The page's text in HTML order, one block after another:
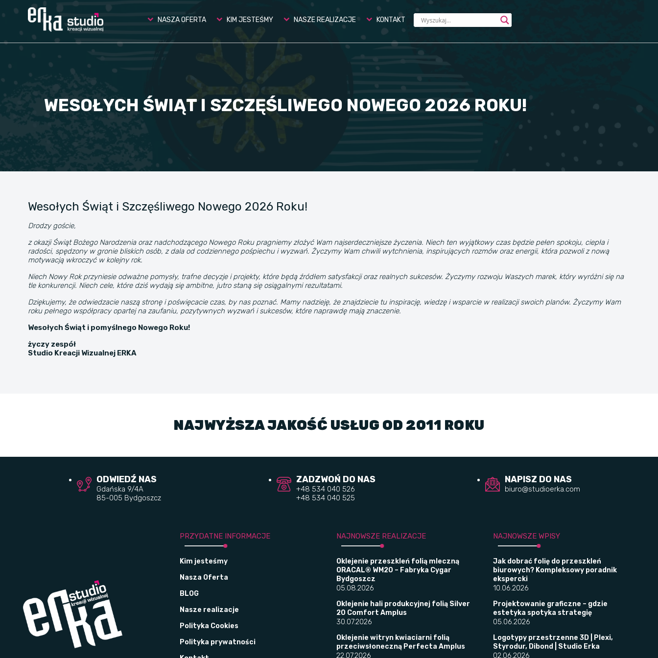
NASZA OFERTA KIM JESTEŚMY NASZE REALIZACJE KONTAKT
WESOŁYCH ŚWIĄT I SZCZĘŚLIWEGO NOWEGO 2026 ROKU!
Wesołych Świąt i Szczęśliwego Nowego 2026 Roku!
Drodzy goście,
z okazji Świąt Bożego Narodzenia oraz nadchodzącego Nowego Roku pragniemy złożyć Wam najserdeczniejsze życzenia. Niech ten wyjątkowy czas będzie pełen spokoju, ciepła i
radości, spędzony w gronie bliskich osób, z dala od codziennego pośpiechu i wyzwań. Życzymy Wam chwili wytchnienia, inspirujących rozmów oraz energii, która pozwoli z nową
motywacją wkroczyć w kolejny rok.
Niech Nowy Rok przyniesie odważne pomysły, trafne decyzje i projekty, które będą źródłem satysfakcji oraz realnych sukcesów. Życzymy rozwoju Waszych marek, który wyróżni się na
tle konkurencji. Niech cele, które dziś wydają się ambitne, jutro staną się osiągalnymi rezultatami.
Dziękujemy, że odwiedzacie naszą stronę i poświęcacie czas, by nas poznać. Mamy nadzieję, że znajdziecie tu inspirację, wiedzę i wsparcie w realizacji swoich planów. Życzymy Wam
roku pełnego współpracy opartej na zaufaniu, pozytywnych wyzwań i sukcesów, które naprawdę mają znaczenie.
Wesołych Świąt i pomyślnego Nowego Roku!
życzy zespół
Studio Kreacji Wizualnej ERKA
NAJWYŻSZA JAKOŚĆ USŁUG OD 2011 ROKU
ODWIEDŹ NAS
Gdańska 9/4A
85-005 Bydgoszcz
ZADZWOŃ DO NAS
+48 534 040 526
+48 534 040 525
NAPISZ DO NAS
biuro@studioerka.com
PRZYDATNE INFORMACJE
Kim jesteśmy
Nasza Oferta
BLOG
Nasze realizacje
Polityka Cookies
Polityka prywatności
NAJNOWSZE REALIZACJE
Oklejenie przeszkleń folią mleczną
ORACAL® WM20 – Fabryka Cygar
Bydgoszcz
05.08.2026
Oklejenie hali produkcyjnej folią Silver
20 Comfort Amplus
30.07.2026
Oklejenie witryn kwiaciarni folią
przeciwsłoneczną Perfecta Amplus
22.07.2026
NAJNOWSZE WPISY
Jak dobrać folię do przeszkleń
biurowych? Kompleksowy poradnik
ekspercki
10.06.2026
Projektowanie graficzne – gdzie
estetyka spotyka strategię
05.06.2026
Logotypy przestrzenne 3D | Plexi,
Styrodur, Dibond | Studio Erka
02.06.2026